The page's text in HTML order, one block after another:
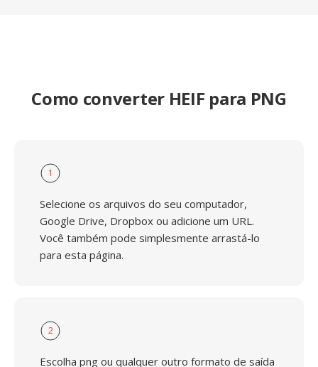
Como converter HEIF para PNG
1
Selecione os arquivos do seu computador,
Google Drive, Dropbox ou adicione um URL.
Você também pode simplesmente arrastá-lo
para esta página.
2
Escolha png ou qualquer outro formato de saída